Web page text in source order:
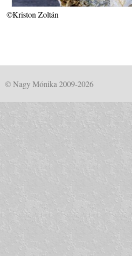
©Kriston Zoltán
© Nagy Mónika 2009-2026